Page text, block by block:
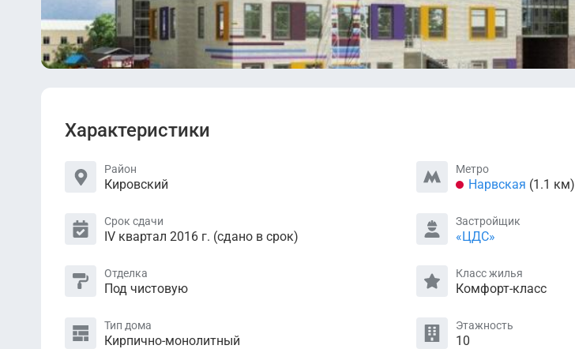
Характеристики
Район
Кировский
Метро
Нарвская (1.1 км)
Срок сдачи
IV квартал 2016 г. (сдано в срок)
Застройщик
«ЦДС»
Отделка
Под чистовую
Класс жилья
Комфорт-класс
Тип дома
Кирпично-монолитный
Этажность
10